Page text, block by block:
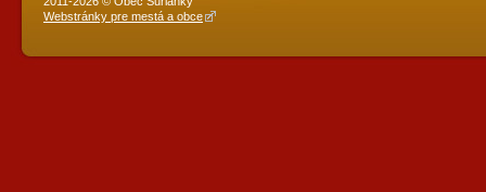
Webstránky pre mestá a obce